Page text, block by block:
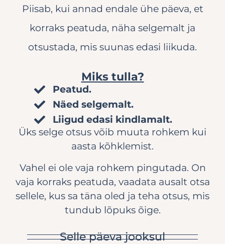
Piisab, kui annad endale ühe päeva, et
korraks peatuda, näha selgemalt ja
otsustada, mis suunas edasi liikuda.
Miks tulla?
Peatud.
Näed selgemalt.
Liigud edasi kindlamalt.
Üks selge otsus võib muuta rohkem kui
aasta kõhklemist.
Vahel ei ole vaja rohkem pingutada. On
vaja korraks peatuda, vaadata ausalt otsa
sellele, kus sa täna oled ja teha otsus, mis
tundub lõpuks õige.
Selle päeva jooksul